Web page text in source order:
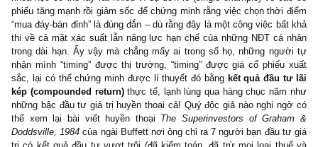
một vài cổ phiếu đơn lẻ làm luận điểm để chứng minh rằng triết
tư giá trị sai lầm đang vướng phải lỗi ngụy biện “lấy một cái
chứng minh một khu rừng” khá căn bản.
Để quý độc giả dễ hình dung hơn, rất nhiều cá nhân, chuyên
khóa học có thể lấy rất nhiều ví dụ đơn lẻ (single example) về
phiếu tăng mạnh rồi giảm sốc để chứng minh rằng việc chọn thời
“mua đáy-bán đỉnh” là đúng đắn – dù rằng đây là một công việc
thi về cả mặt xác suất lẫn năng lực hạn chế của những NĐT cá
trong dài hạn. Ấy vậy mà chẳng mấy ai trong số họ, những